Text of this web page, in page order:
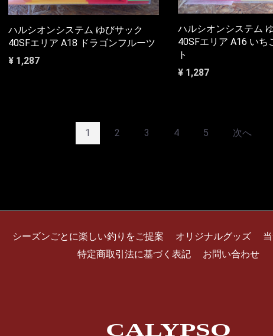
ハルシオンシステム ゆびサック
40SFエリア A18 ドラゴンフルーツ
¥ 1,287
ハルシオンシステム
40SFエリア A16 いち
ト
¥ 1,287
1 2 3 4 5 次へ
シーズンごとに楽しい釣りをご提案 オリジナルグッズ
特定商取引法に基づく表記
お問い合わせ
CALYPSO